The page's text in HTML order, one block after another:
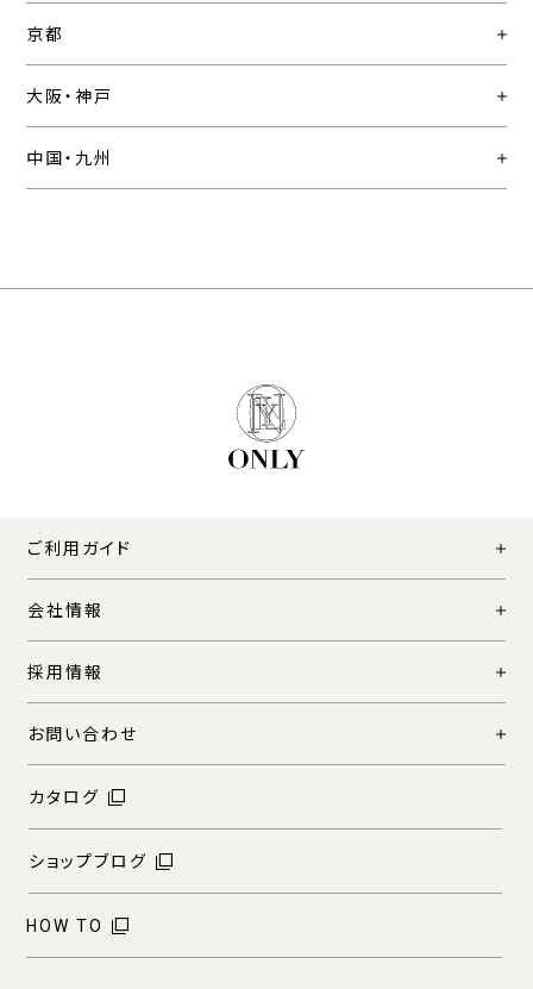
京都
大阪・神戸
中国・九州
ご利用ガイド
会社情報
採用情報
お問い合わせ
カタログ
ショップブログ
HOW TO